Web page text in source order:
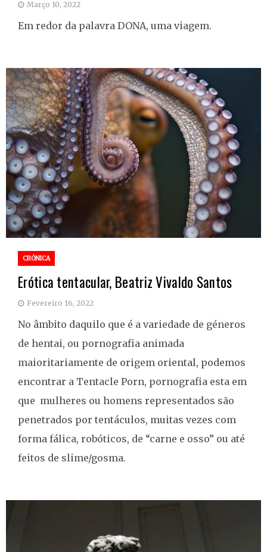
Março 10, 2022
Em redor da palavra DONA, uma viagem.
CRÓNICA
Erótica tentacular, Beatriz Vivaldo Santos
Fevereiro 16, 2022
No âmbito daquilo que é a variedade de géneros
de hentai, ou pornografia animada
maioritariamente de origem oriental, podemos
encontrar a Tentacle Porn, pornografia esta em
que mulheres ou homens representados são
penetrados por tentáculos, muitas vezes com
forma fálica, robóticos, de “carne e osso” ou até
feitos de slime/gosma.